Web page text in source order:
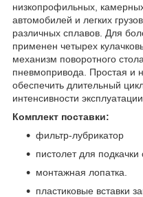
низкопрофильных,
автомобилей и легких
различных сплавов. Для
применен четырех
механизм поворотного
пневмопривода. Простая и
обеспечить длительный
интенсивности эксплуатации.
Комплект поставки:
фильтр-лубрикатор
пистолет для
монтажная лопатка.
пластиковые вставки